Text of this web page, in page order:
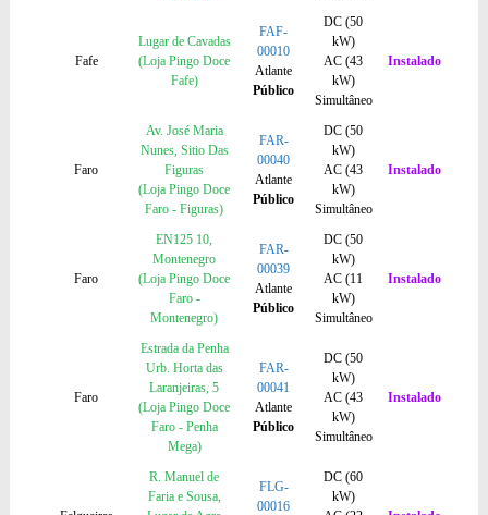
Fafe
Lugar de Cavadas
(Loja Pingo Doce
Fafe)
FAF-
00010
Atlante
Público
DC (50
kW)
AC (43
kW)
Simultâneo
Instalado
Faro
Av. José Maria
Nunes, Sitio Das
Figuras
(Loja Pingo Doce
Faro - Figuras)
FAR-
00040
Atlante
Público
DC (50
kW)
AC (43
kW)
Simultâneo
Instalado
Faro
EN125 10,
Montenegro
(Loja Pingo Doce
Faro -
Montenegro)
FAR-
00039
Atlante
Público
DC (50
kW)
AC (11
kW)
Simultâneo
Instalado
Faro
Estrada da Penha
Urb. Horta das
Laranjeiras, 5
(Loja Pingo Doce
Faro - Penha
Mega)
FAR-
00041
Atlante
Público
DC (50
kW)
AC (43
kW)
Simultâneo
Instalado
R. Manuel de
Faria e Sousa,
FLG-
00016
DC (60
kW)